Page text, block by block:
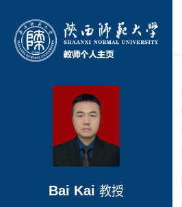
Bai Kai 教授